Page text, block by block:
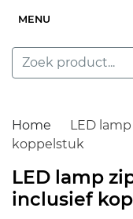
MENU
Home
LED
koppelstuk
LED lamp
inclusief